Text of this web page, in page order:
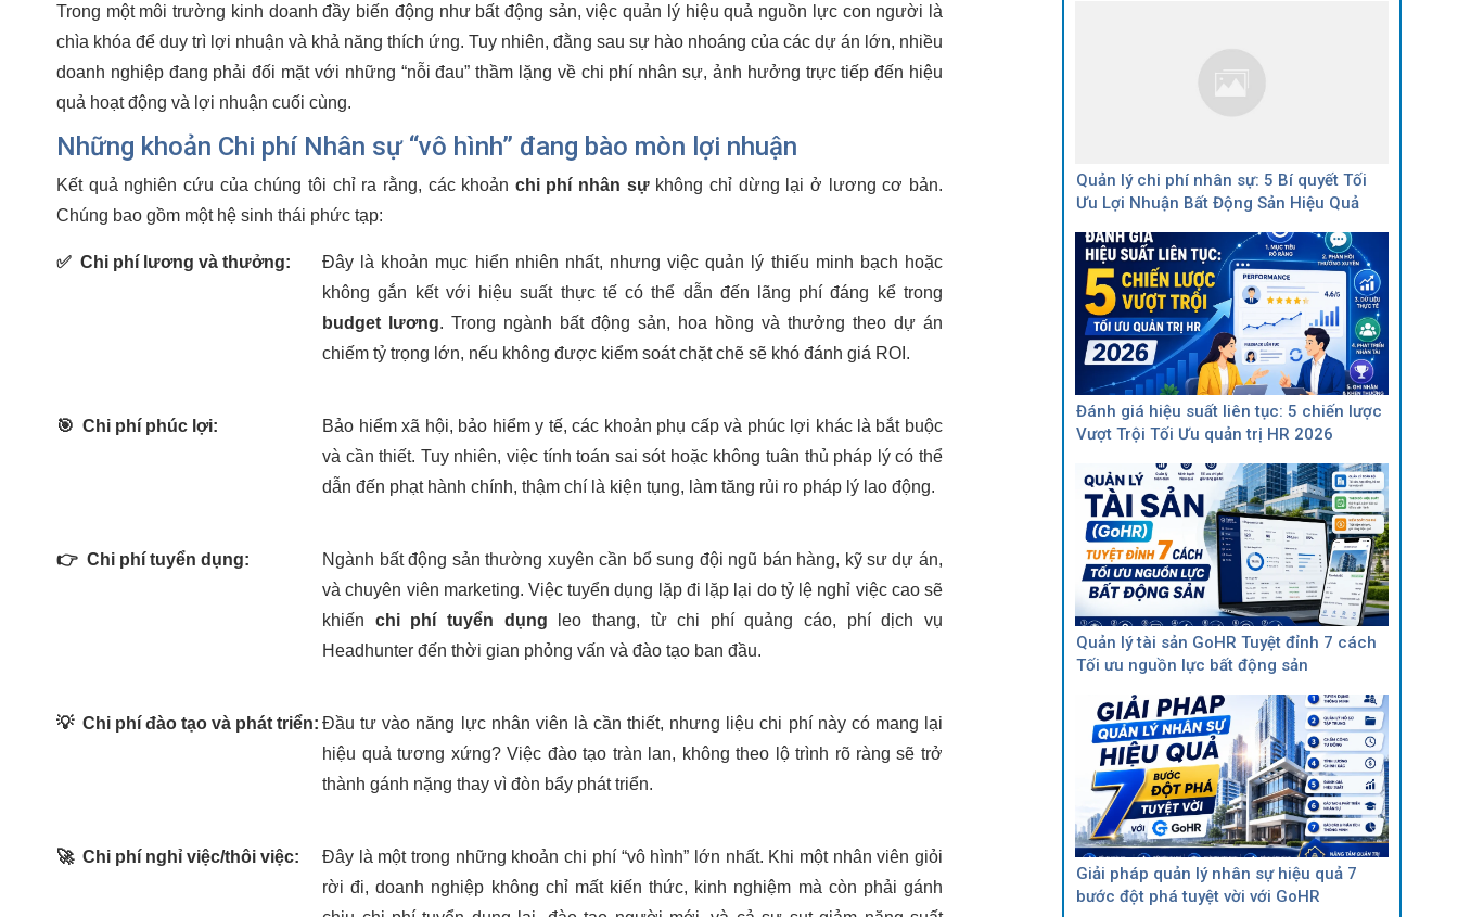
Trong một môi trường kinh doanh đầy biến động như bất động sản, việc quản lý hiệu quả nguồn lực con người là
chìa khóa để duy trì lợi nhuận và khả năng thích ứng. Tuy nhiên, đằng sau sự hào nhoáng của các dự án lớn, nhiều
doanh nghiệp đang phải đối mặt với những “nỗi đau” thầm lặng về chi phí nhân sự, ảnh hưởng trực tiếp đến hiệu
quả hoạt động và lợi nhuận cuối cùng.
Những khoản Chi phí Nhân sự “vô hình” đang bào mòn lợi nhuận
Kết quả nghiên cứu của chúng tôi chỉ ra rằng, các khoản chi phí nhân sựkhông chỉ dừng lại ở lương cơ bản.
Chúng bao gồm một hệ sinh thái phức tạp:
✅ Chi phí lương và thưởng:
Đây là khoản mục hiển nhiên nhất, nhưng việc quản lý thiếu minh bạch hoặc
không gắn kết với hiệu suất thực tế có thể dẫn đến lãng phí đáng kể trong
budget lương. Trong ngành bất động sản, hoa hồng và thưởng theo dự án
chiếm tỷ trọng lớn, nếu không được kiểm soát chặt chẽ sẽ khó đánh giá ROI.
🎯 Chi phí phúc lợi:
Bảo hiểm xã hội, bảo hiểm y tế, các khoản phụ cấp và phúc lợi khác là bắt buộc
và cần thiết. Tuy nhiên, việc tính toán sai sót hoặc không tuân thủ pháp lý có thể
dẫn đến phạt hành chính, thậm chí là kiện tụng, làm tăng rủi ro pháp lý lao động.
👉 Chi phí tuyển dụng:
Ngành bất động sản thường xuyên cần bổ sung đội ngũ bán hàng, kỹ sư dự án,
và chuyên viên marketing. Việc tuyển dụng lặp đi lặp lại do tỷ lệ nghỉ việc cao sẽ
khiến chi phí tuyển dụng leo thang, từ chi phí quảng cáo, phí dịch vụ
Headhunter đến thời gian phỏng vấn và đào tạo ban đầu.
💡 Chi phí đào tạo và phát triển: Đầu tư vào năng lực nhân viên là cần thiết, nhưng liệu chi phí này có mang lại
hiệu quả tương xứng? Việc đào tạo tràn lan, không theo lộ trình rõ ràng sẽ trở
thành gánh nặng thay vì đòn bẩy phát triển.
🚀 Chi phí nghỉ việc/thôi việc:
Đây là một trong những khoản chi phí “vô hình” lớn nhất. Khi một nhân viên giỏi
rời đi, doanh nghiệp không chỉ mất kiến thức, kinh nghiệm mà còn phải gánh
Quản lý chi phí nhân sự: 5 Bí quyết Tối
Ưu Lợi Nhuận Bất Động Sản Hiệu Quả
Đánh giá hiệu suất liên tục: 5 chiến lược
Vượt Trội Tối Ưu quản trị HR 2026
Quản lý tài sản GoHR Tuyệt đỉnh 7 cách
Tối ưu nguồn lực bất động sản
Giải pháp quản lý nhân sự hiệu quả 7
bước đột phá tuyệt vời với GoHR